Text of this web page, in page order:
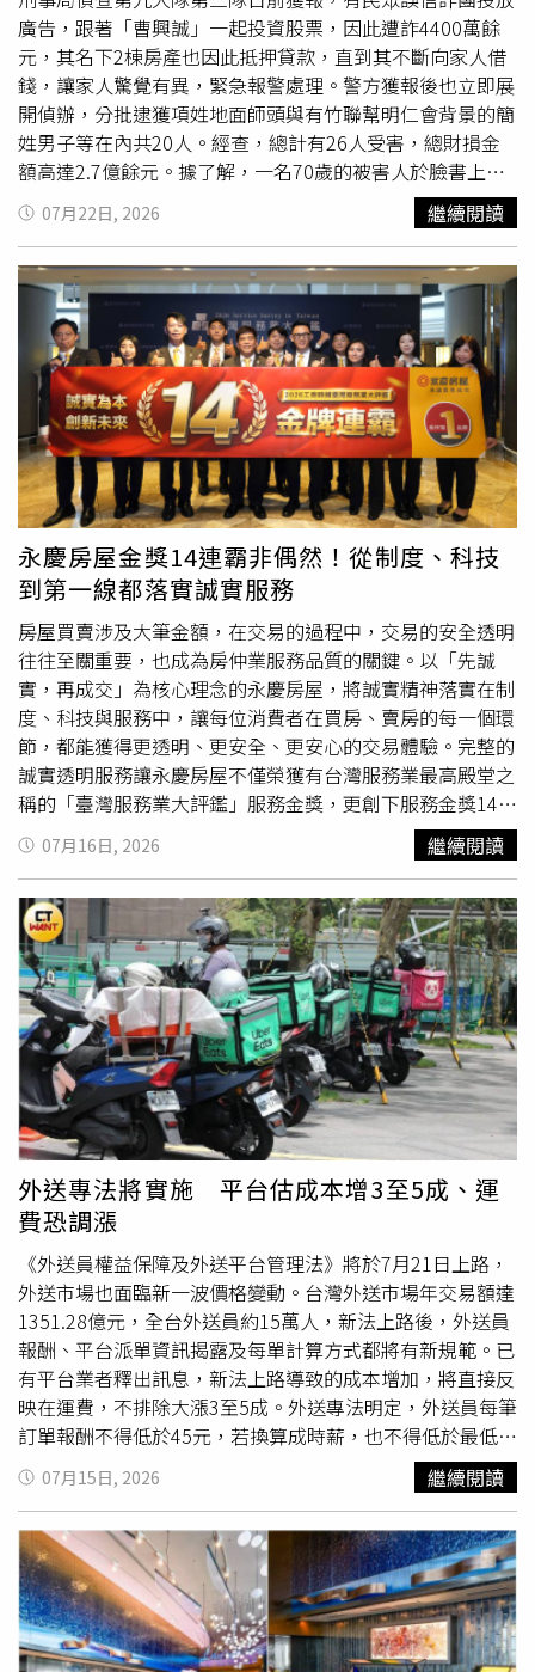
自行填寫；如未自行填寫，則由EZPost系統依內容物資料
判定，並顯示於託運單上。EZPost系統將依寄件人填寫之
資料，計算並提示應繳稅費；稅費均以美元計價，並依前一
營業日臺灣銀行即期賣出匯率收盤價折算為新臺幣。寄件人
至郵局交寄郵件時，應併同郵資繳納相關稅費。中華郵政提
醒美國進口稅費是依美國海關最終審核結果認定；倘若申報
內容不完整、不正確或與實際內容物不符，恐導致補徵稅
費、通關延誤、退回或其他結果，相關責任將由寄件人自行
負擔。
廣告，跟著「曹興誠」一起投資股票，因此遭詐4400萬餘
元，其名下2棟房產也因此抵押貸款，直到其不斷向家人借
錢，讓家人驚覺有異，緊急報警處理。警方獲報後也立即展
開偵辦，分批逮獲項姓地面師頭與有竹聯幫明仁會背景的簡
姓男子等在內共20人。經查，總計有26人受害，總財損金
額高達2.7億餘元。據了解，一名70歲的被害人於臉書上發
現聯電創辦人「曹興誠」的投資廣告，並在詐團的指示下換
Line，以進一步得知投資標的，前後共計面交11次現金與黃
團竟與地政士合作，讓地政士協助將名下2間北市與新北
市，總市價約3000萬元的不動產進行抵押貸款，共計抵押
700萬元，但利息卻相當高昂，其年利率就高達24%，代書
與服務費就高達125萬餘元，實拿僅有525萬餘元，隨後就
被車手收款取回。等到被害人驚覺遭詐，事後還得再掏出
700萬元才將房產全部贖回。刑事局日前獲報有婦人抵押房
產遭詐4400萬，逮獲項姓地面師與有竹聯幫明仁會背景的
項姓男子等20人到案。（圖／翻攝畫面）警方獲報後也發動
4波搜索，掌握40歲的項姓男子涉嫌重大，其涉嫌招募63歲
的黃姓地政士，並找來5名代書助理協助，同時與有竹聯幫
明仁會背景的24歲簡姓男子合作，由簡男負責找來車手負責
取款，再由簡男負責收水交付上游。隨後也再循線逮獲，擔
任金主的項男女友姚姓女子、康姓男子、6名車手、車手
頭、代書與手機門號人頭在內共20人。警方後續清查另有
26名被害人，詐欺所得2.7億元，同時查扣康男名下位於桃
園的不動產1處(土地、建物)、汽車4部、新臺幣30萬元、泰
達幣1,027顆、手機12支、電腦1臺、平板電腦2臺、筆電4
臺、隨身碟(含數位證物)、印鑑證明、借據、本票、契約
書、匯款存根聯及存證信函等。全案依違反詐欺犯罪防制條
例、洗錢防制法、組織犯罪防制條例等罪移送地檢署偵辦。
其中項男與黃姓地政士訊後均以50萬元交保。刑事局呼籲，
假投資及各類詐騙手法層出不窮，詐騙集團常偽裝為專業投
資顧問、名人推薦或社群網紅，誘使民眾陷入高報酬假象而
誤信為投資而匯款。一旦察覺對方要求多次匯款、面交款項
或話術反覆推托無法讓投資人提領獲利，即可能是詐騙行
為，投資前務必謹慎查證，切勿輕信網路陌生訊息，如有疑
慮，請立即撥打165反詐騙專線，或向警察機關尋求協助。
07月22日, 2026 繼續閱讀
永慶房屋金獎14連霸非偶然！從制度、科技
到第一線都落實誠實服務
房屋買賣涉及大筆金額，在交易的過程中，交易的安全透明
往往至關重要，也成為房仲業服務品質的關鍵。以「先誠
實，再成交」為核心理念的永慶房屋，將誠實精神落實在制
度、科技與服務中，讓每位消費者在買房、賣房的每一個環
節，都能獲得更透明、更安全、更安心的交易體驗。完整的
誠實透明服務讓永慶房屋不僅榮獲有台灣服務業最高殿堂之
稱的「臺灣服務業大評鑑」服務金獎，更創下服務金獎14連
霸、累積30項服務大獎的房仲業唯一紀錄。落實先誠實再成
交理念 三大構面打造誠實服務永慶房屋總經理吳良治分
享，永慶房屋的金獎14連霸並非偶然，而是始終堅持孫慶餘
董事長的「先誠實，再成交」理念，並將理念具體化為一套
完整的誠實服務機制，從成交行情揭露、屋況保障到交易安
全，每一項服務都以保障消費者權益為出發點。對購屋族而
言，「房價是否透明完整」、「屋況是否誠實揭露」往往是
消費者最在意的兩大環節。為此，永慶房屋從「保障制度
面」、「科技系統面」和「房仲服務面」三大構面進行把
關，不僅推出業界唯一的「屋況房價全保障」、運用科技系
統確保資訊的完整；永慶房屋經紀人員更主動把關交易過程
的透明與安全，希望讓每一位消費者，都能在資訊透明、交
易安心的環境下完成人生重要的購售屋決策。永慶房屋總經
理吳良治表示，永慶房屋推出業界唯一的「真房價保證」，
從制度面上落實誠實服務，保障消費者權益。（圖片提供／
永慶房屋）真房價保證 讓每一筆行情資訊都經得起檢驗為
了確保買賣雙方取得相同且完整的行情資訊，同時避免人員
篩選、調整行情而影響消費者判斷，進而造成消費者損失鉅
額房價，永慶房屋在「科技系統面」上，由科技系統統一提
供成交行情，經紀人員更要簽名以示負責，確保資訊的完整
正確。此外，永慶房屋更推出業界唯一的「真房價保證」服
務保障消費者權益。如果永慶房屋的經紀人員故意修改、變
造或隱匿成交行情，或違反相關誠實服務承諾，最高賠償買
方400萬元、賣方4倍
，以具體保障守護消費者權
益。除了制度面上的具體保證之外，更重要的是第一線經紀
人員將誠實精神落實於每一次服務。深耕板橋區的永慶房屋
經紀人員許文威曾協助一位房屋銷售超過一年仍未成交的屋
主重新分析房價。參考完整行情後，許文威評估該房屋行情
約2200萬元，遠高於其他房仲品牌建議的1900萬元。推測
屋主可能遭遇黑心房仲與投機客聯手壓低售價。改由永慶房
07月16日, 2026 繼續閱讀
外送專法將實施 平台估成本增3至5成、運
費恐調漲
《外送員權益保障及外送平台管理法》將於7月21日上路，
外送市場也面臨新一波價格變動。台灣外送市場年交易額達
1351.28億元，全台外送員約15萬人，新法上路後，外送員
報酬、平台派單資訊揭露及每單計算方式都將有新規範。已
有平台業者釋出訊息，新法上路導致的成本增加，將直接反
映在運費，不排除大漲3至5成。外送專法明定，外送員每筆
訂單報酬不得低於45元，若換算成時薪，也不得低於最低工
資時薪的1.25倍，平台在提供訂單時，也必須清楚告知外送
員預估報酬，以及取餐、送達地點。foodpanda初估，平均
每筆訂單成本可能增加30%至50%，但實際是否調整外送
費，仍須等新制上路後觀察營運數據；Uber Eats則先前已
通知合作商家調高服務費，並曾推估疊單限制可能使每單外
送費增加約20元。另外，新法要求外送報酬須獨立計算，也
讓平台與商家擔心，過去常見的疊單配送模式恐受到限制。
平台業者認為，一旦外送效率下降，配送成本就可能被墊
07月15日, 2026 繼續閱讀